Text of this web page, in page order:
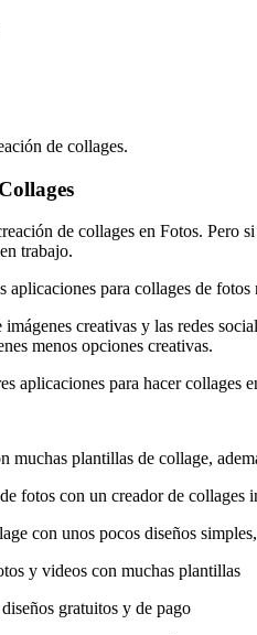
de collages.
de collages en Fotos. Pero
trabajo.
para collages de fotos
creativas y las redes
menos opciones creativas.
aplicaciones para hacer collages
plantillas de collage,
fotos con un creador de collages
con unos pocos diseños
y videos con muchas plantillas
gratuitos y de pago